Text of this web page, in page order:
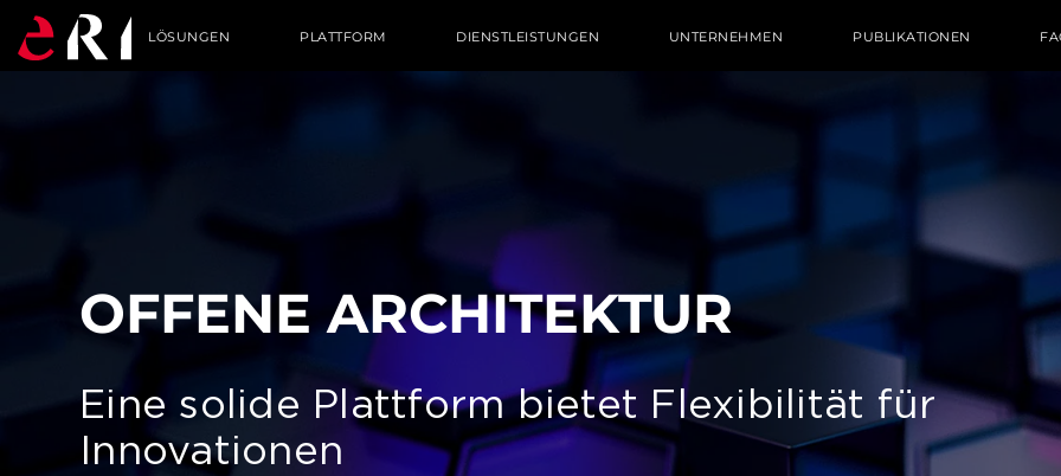
LÖSUNGEN PLATTFORM DIENSTLEISTUNGEN UNTERNEHMEN PUBLIKATIONEN
OF­FE­NE AR­CHI­TEK­TUR
Eine solide Plattform bietet Flexibilität für
Innovationen